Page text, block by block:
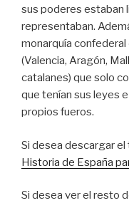
sus poderes estaban
representaban.
monarquía
(Valencia, Aragón,
catalanes) que solo
que tenían sus leyes
propios fueros.
Si desea descargar el
Historia de España
Si desea ver el resto